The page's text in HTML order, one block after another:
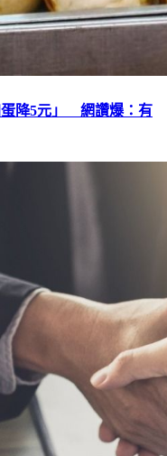
蛋降5元」 網讚爆：有